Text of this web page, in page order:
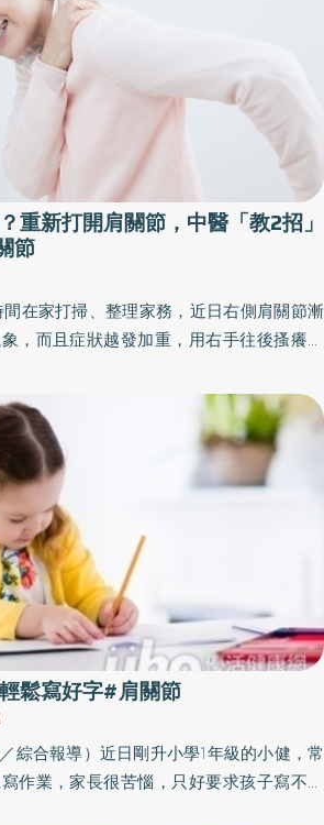
重新打開肩關節，中醫「教2招」
節
在家打掃、整理家務，近日右側肩關節漸
，而且症狀越發加重，用右手往後搔癢、
忍不住尋求醫療協助。經衛福部新營醫院
發作特性、引發姿勢，判斷應是俗稱的五十
鬆寫好字#肩關節
綜合報導）近日剛升小學1年級的小健，常
作業，家長很苦惱，只好要求孩子寫不好